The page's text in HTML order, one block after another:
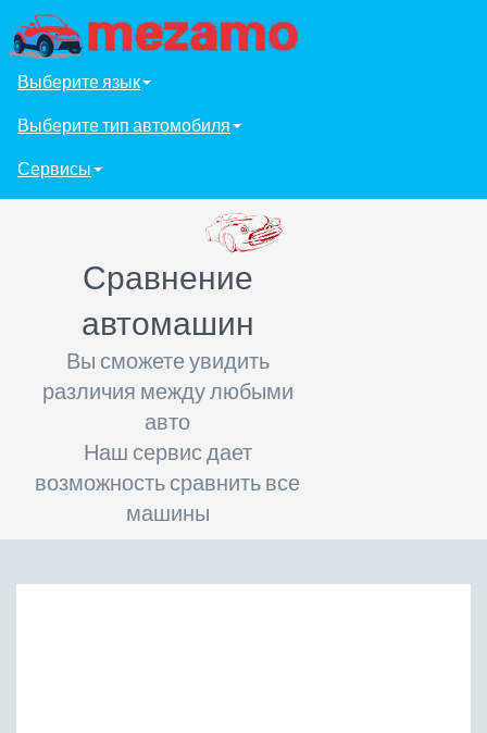
Выберите язык
Выберите тип автомобиля
Сервисы
Сравнение
автомашин
Вы сможете увидить
различия между любыми
авто
Наш сервис дает
возможность сравнить все
машины